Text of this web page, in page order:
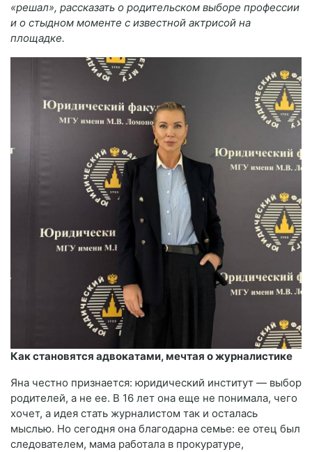
«решал», рассказать о родительском выборе профессии
и о стыдном моменте с известной актрисой на
площадке.
Как становятся адвокатами, мечтая о журналистике
Яна честно признается: юридический институт — выбор
родителей, а не ее. В 16 лет она еще не понимала, чего
хочет, а идея стать журналистом так и осталась
мыслью. Но сегодня она благодарна семье: ее отец был
следователем, мама работала в прокуратуре,